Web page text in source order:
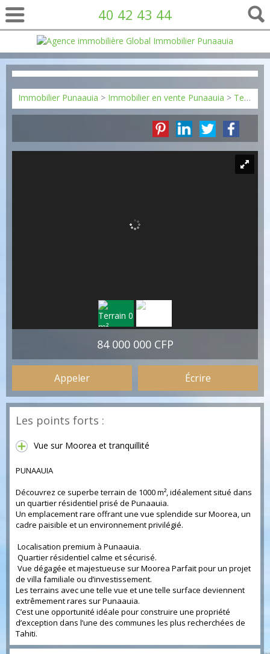
40 42 43 44
Immobilier Punaauia > Immobilier en vente Punaauia > Terrain Constructible en vente Punaauia
84 000 000 CFP
Appeler Écrire
Les points forts :
Vue sur Moorea et tranquillité
PUNAAUIA
Découvrez ce superbe terrain de 1000 m², idéalement situé dans
un quartier résidentiel prisé de Punaauia.
Un emplacement rare offrant une vue splendide sur Moorea, un
cadre paisible et un environnement privilégié.
Localisation premium à Punaauia.
Quartier résidentiel calme et sécurisé.
Vue dégagée et majestueuse sur Moorea Parfait pour un projet
de villa familiale ou d’investissement.
Les terrains avec une telle vue et une telle surface deviennent
extrêmement rares sur Punaauia.
C’est une opportunité idéale pour construire une propriété
d’exception dans l’une des communes les plus recherchées de
Tahiti.